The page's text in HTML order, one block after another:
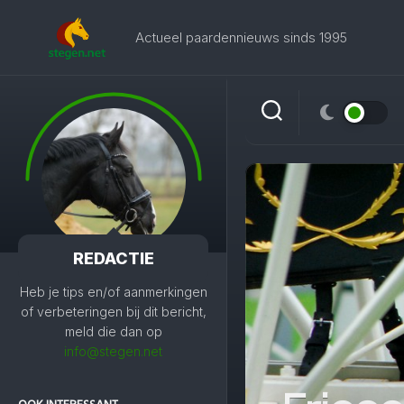
Actueel paardennieuws sinds 1995
REDACTIE
Heb je tips en/of aanmerkingen
of verbeteringen bij dit bericht,
meld die dan op
info@stegen.net